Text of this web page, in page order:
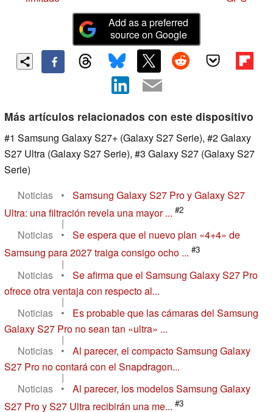
Add as a preferred
source on Google
Más artículos relacionados con este dispositivo
#1 Samsung Galaxy S27+ (Galaxy S27 Serie), #2 Galaxy
S27 Ultra (Galaxy S27 Serie), #3 Galaxy S27 (Galaxy S27
Serie)
Noticias
•
Samsung Galaxy S27 Pro y Galaxy S27
Ultra: una filtración revela una mayor ... #2
|
Noticias
•
Se espera que el nuevo plan «4+4» de
Samsung para 2027 traiga consigo ocho ... #3
|
Noticias
•
Se afirma que el Samsung Galaxy S27 Pro
ofrece otra ventaja con respecto al...
|
Noticias
•
Es probable que las cámaras del Samsung
Galaxy S27 Pro no sean tan «ultra» ...
|
Noticias
•
Al parecer, el compacto Samsung Galaxy
S27 Pro no contará con el Snapdragon...
|
Noticias
•
Al parecer, los modelos Samsung Galaxy
S27 Pro y S27 Ultra recibirán una me... #3